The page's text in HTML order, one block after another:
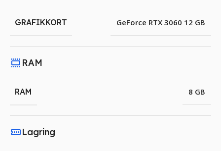
GRAFIKKORT GeForce RTX 3060 12 GB
RAM
RAM 8 GB
Lagring